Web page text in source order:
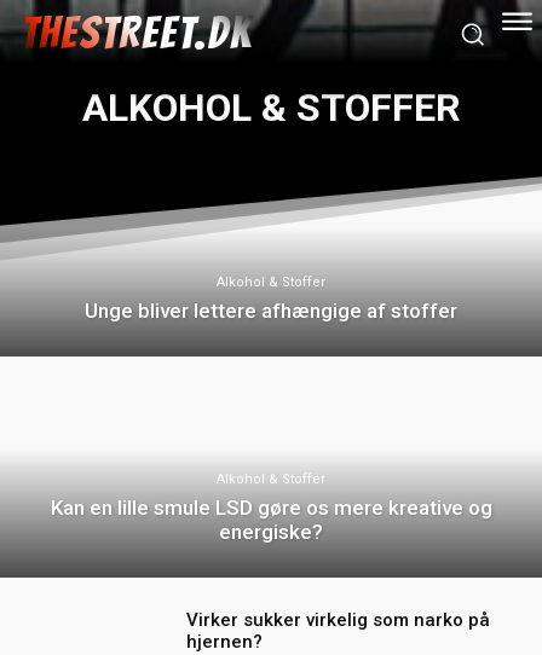
THESTREET.DK
ALKOHOL & STOFFER
Alkohol & Stoffer
Unge bliver lettere afhængige af stoffer
Alkohol & Stoffer
Kan en lille smule LSD gøre os mere kreative og
energiske?
Virker sukker virkelig som narko på
hjernen?